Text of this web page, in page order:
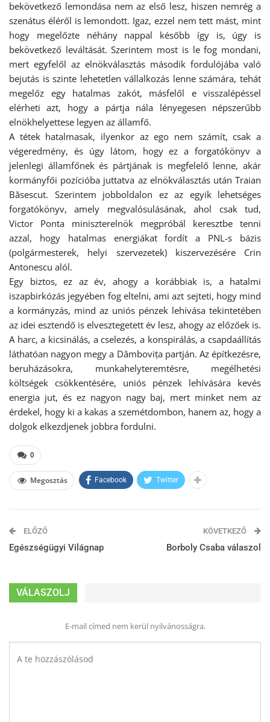
bekövetkező lemondása nem az első lesz, hiszen nemrég a
szenátus éléről is lemondott. Igaz, ezzel nem tett mást, mint
hogy megelőzte néhány nappal később így is, úgy is
bekövetkező leváltását. Szerintem most is le fog mondani,
mert egyfelől az elnökválasztás második fordulójába való
bejutás is szinte lehetetlen vállalkozás lenne számára, tehát
megelőz egy hatalmas zakót, másfelől e visszalépéssel
elérheti azt, hogy a pártja nála lényegesen népszerűbb
elnökhelyettese legyen az államfő.
A tétek hatalmasak, ilyenkor az ego nem számít, csak a
végeredmény, és úgy látom, hogy ez a forgatókönyv a
jelenlegi államfőnek és pártjának is megfelelő lenne, akár
kormányfői pozícióba juttatva az elnökválasztás után Traian
Băsescut. Szerintem jobboldalon ez az egyik lehetséges
forgatókönyv, amely megvalósulásának, ahol csak tud,
Victor Ponta miniszterelnök megpróbál keresztbe tenni
azzal, hogy hatalmas energiákat fordít a PNL-s bázis
(polgármesterek, helyi szervezetek) kiszervezésére Crin
Antonescu alól.
Egy biztos, ez az év, ahogy a korábbiak is, a hatalmi
iszapbirkózás jegyében fog eltelni, ami azt sejteti, hogy mind
a kormányzás, mind az uniós pénzek lehívása tekintetében
az idei esztendő is elvesztegetett év lesz, ahogy az előzőek is.
A harc, a kicsinálás, a cselezés, a konspirálás, a csapdaállítás
láthatóan nagyon megy a Dâmbovița partján. Az építkezésre,
beruházásokra, munkahelyteremtésre, megélhetési
költségek csökkentésére, uniós pénzek lehívására kevés
energia jut, és ez nagyon nagy baj, mert minket nem az
érdekel, hogy ki a kakas a szemétdombon, hanem az, hogy a
dolgok elkezdjenek jobbra fordulni.
0
Megosztás Facebook Twitter
ELŐZŐ
Egészségügyi Világnap
KÖVETKEZŐ
Borboly Csaba válaszol
VÁLASZOLJ
E-mail címed nem kerül nyilvánosságra.